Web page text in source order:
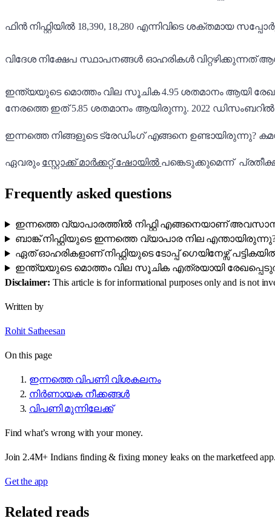
ഫിൻ നിഫ്റ്റിയിൽ 18,390, 18,280 എന്നിവിടെ ശക്തമായ
വിദേശ നിക്ഷേപ സ്ഥാപനങ്ങൾ ഓഹരികൾ
ഇന്ത്യയുടെ മൊത്തം വില സൂചിക 4.95 ശതമാനം ആയി
നേരത്തെ ഇത് 5.85 ശതമാനം ആയിരുന്നു. 2022 ഡിസംബറിൽ
ഇന്നത്തെ നിങ്ങളുടെ ട്രേഡിംഗ് എങ്ങനെ ഉണ്ടായിരുന്നു?
ഏവരും സ്റ്റോക്ക് മാർക്കറ്റ് ഷോയിൽ പങ്കെടുക്കുമെന്ന്
Frequently asked questions
ഇന്നത്തെ വ്യാപാരത്തിൽ നിഫ്റ്റി എങ്ങനെയാണ്
ബാങ്ക് നിഫ്റ്റിയുടെ ഇന്നത്തെ വ്യാപാര നില
ഏത് ഓഹരികളാണ് നിഫ്റ്റിയുടെ ടോപ്പ് ഗെയിനേഴ്സ്
ഇന്ത്യയുടെ മൊത്തം വില സൂചിക എത്രയായി
Disclaimer: This article is for informational purposes only and is not
Written by
Rohit Satheesan
On this page
ഇന്നത്തെ വിപണി വിശകലനം
നിർണായക നീക്കങ്ങൾ
വിപണി മുന്നിലേക്ക്
Find what’s wrong with your money.
Join 2.4M+ Indians finding & fixing money leaks on the marketfeed app.
Get the app
Related reads